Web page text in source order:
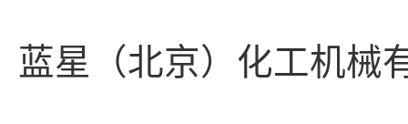
蓝星（北京）化工机械